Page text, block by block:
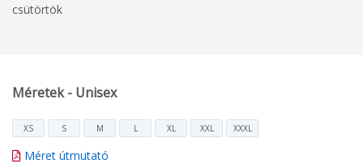
csütörtök
Méretek - Unisex
XS S M L XL XXL XXXL
Méret útmutató